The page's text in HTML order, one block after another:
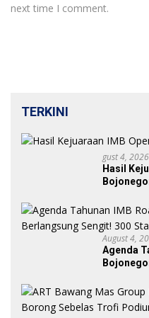
next time I comment.
TERKINI
Gust 4, 2026
Hasil
August 4,
Agenda